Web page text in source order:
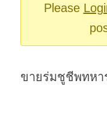
Please
ขายร่มชูชีพทหา